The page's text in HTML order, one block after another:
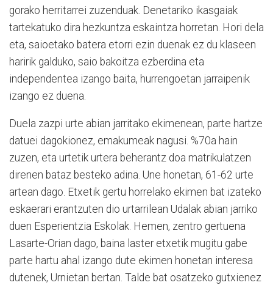
gorako herritarrei zuzenduak. Denetariko ikasgaiak
tartekatuko dira hezkuntza eskaintza horretan. Hori dela
eta, saioetako batera etorri ezin duenak ez du klaseen
haririk galduko, saio bakoitza ezberdina eta
independentea izango baita, hurrengoetan jarraipenik
izango ez duena.
Duela zazpi urte abian jarritako ekimenean, parte hartze
datuei dagokionez, emakumeak nagusi. %70a hain
zuzen, eta urtetik urtera beherantz doa matrikulatzen
direnen bataz besteko adina. Une honetan, 61-62 urte
artean dago. Etxetik gertu horrelako ekimen bat izateko
eskaerari erantzuten dio urtarrilean Udalak abian jarriko
duen Esperientzia Eskolak. Hemen, zentro gertuena
Lasarte-Orian dago, baina laster etxetik mugitu gabe
parte hartu ahal izango dute ekimen honetan interesa
dutenek, Urnietan bertan. Talde bat osatzeko gutxienez